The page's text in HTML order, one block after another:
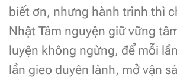
biết ơn, nhưng hành trình thì
Nhật Tâm nguyện giữ vững
luyện không ngừng, để mỗi
lần gieo duyên lành, mở vận